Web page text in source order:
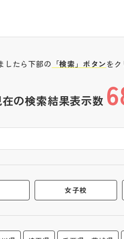
したら下部の 「検索」ボタンをク
の検索結果表示数
女子校